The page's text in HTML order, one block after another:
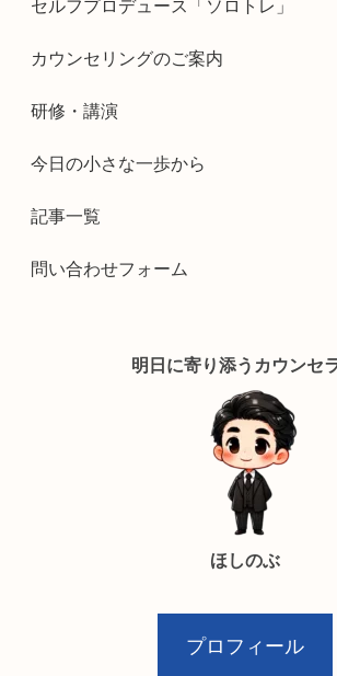
セルフプロデュース「ソロトレ」
カウンセリングのご案内
研修・講演
今日の小さな一歩から
記事一覧
問い合わせフォーム
明日に寄り添うカウンセ
ほしのぶ
プロフィール